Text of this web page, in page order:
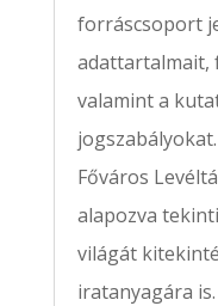
forráscsoport
adattartalmait,
valamint a
Főváros
alapozva
világát
iratanyagára is.